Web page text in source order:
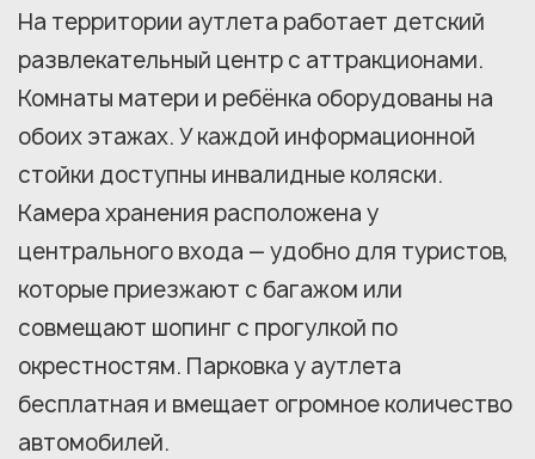
На территории аутлета работает детский
развлекательный центр с аттракционами.
Комнаты матери и ребёнка оборудованы на
обоих этажах. У каждой информационной
стойки доступны инвалидные коляски.
Камера хранения расположена у
центрального входа — удобно для туристов,
которые приезжают с багажом или
совмещают шопинг с прогулкой по
окрестностям. Парковка у аутлета
бесплатная и вмещает огромное количество
автомобилей.